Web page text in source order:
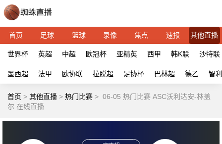
首页 足球 篮球 录像 焦点 速报 其他直播
世界杯 英超 中超 欧冠杯 亚精英 西甲 韩K联 沙特联
墨西超 法甲 欧协联 拉脱超 足协杯 巴林超 德乙 智
首页 > 其他直播 > 热门比赛 > 06-05 热门比赛 ASC沃利达安-林盖
尔 在线直播